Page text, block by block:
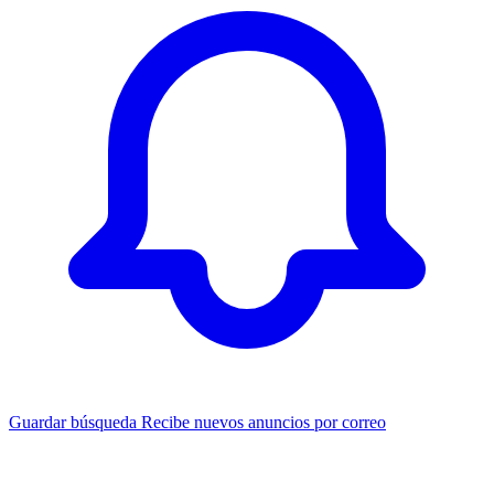
Guardar búsqueda Recibe nuevos anuncios por correo